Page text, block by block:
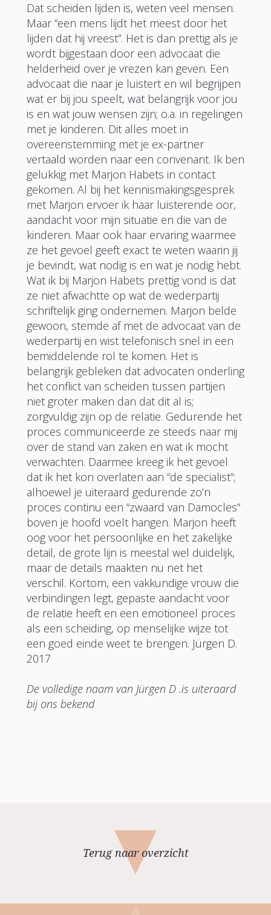
Dat scheiden lijden is, weten veel mensen.
Maar “een mens lijdt het meest door het
lijden dat hij vreest”. Het is dan prettig als je
wordt bijgestaan door een advocaat die
helderheid over je vrezen kan geven. Een
advocaat die naar je luistert en wil begrijpen
wat er bij jou speelt, wat belangrijk voor jou
is en wat jouw wensen zijn; o.a. in regelingen
met je kinderen. Dit alles moet in
overeenstemming met je ex-partner
vertaald worden naar een convenant. Ik ben
gelukkig met Marjon Habets in contact
gekomen. Al bij het kennismakingsgesprek
met Marjon ervoer ik haar luisterende oor,
aandacht voor mijn situatie en die van de
kinderen. Maar ook haar ervaring waarmee
ze het gevoel geeft exact te weten waarin jij
je bevindt, wat nodig is en wat je nodig hebt.
Wat ik bij Marjon Habets prettig vond is dat
ze niet afwachtte op wat de wederpartij
schriftelijk ging ondernemen. Marjon belde
gewoon, stemde af met de advocaat van de
wederpartij en wist telefonisch snel in een
bemiddelende rol te komen. Het is
belangrijk gebleken dat advocaten onderling
het conflict van scheiden tussen partijen
niet groter maken dan dat dit al is;
zorgvuldig zijn op de relatie. Gedurende het
proces communiceerde ze steeds naar mij
over de stand van zaken en wat ik mocht
verwachten. Daarmee kreeg ik het gevoel
dat ik het kon overlaten aan “de specialist”;
alhoewel je uiteraard gedurende zo’n
proces continu een “zwaard van Damocles”
boven je hoofd voelt hangen. Marjon heeft
oog voor het persoonlijke en het zakelijke
detail, de grote lijn is meestal wel duidelijk,
maar de details maakten nu net het
verschil. Kortom, een vakkundige vrouw die
verbindingen legt, gepaste aandacht voor
de relatie heeft en een emotioneel proces
als een scheiding, op menselijke wijze tot
een goed einde weet te brengen. Jürgen D.
2017
De volledige naam van Jürgen D .is uiteraard
bij ons bekend
Terug naar overzicht